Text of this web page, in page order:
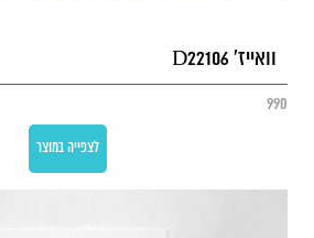
וואייז' D22106
990
לצפייה במוצר